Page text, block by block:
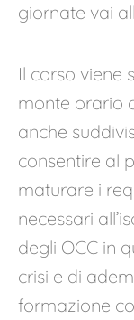
giornate vai
Il corso viene
monte orario
anche
consentire al
maturare i
necessari
degli OCC in
crisi e di
formazione